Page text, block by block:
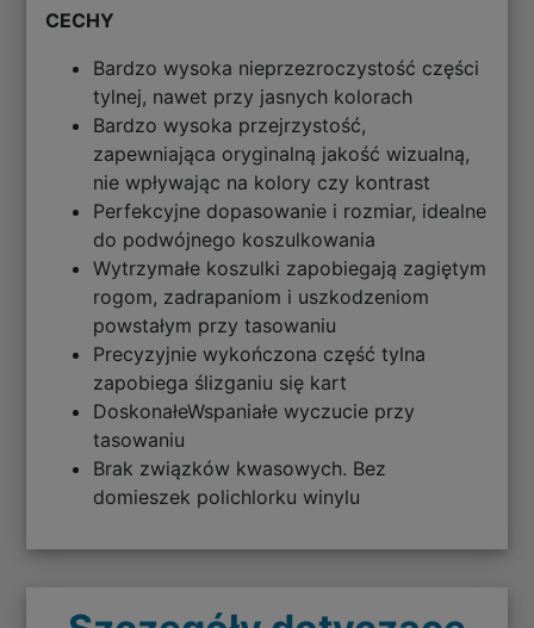
CECHY
Bardzo wysoka nieprzezroczystość części
tylnej, nawet przy jasnych kolorach
Bardzo wysoka przejrzystość,
zapewniająca oryginalną jakość wizualną,
nie wpływając na kolory czy kontrast
Perfekcyjne dopasowanie i rozmiar, idealne
do podwójnego koszulkowania
Wytrzymałe koszulki zapobiegają zagiętym
rogom, zadrapaniom i uszkodzeniom
powstałym przy tasowaniu
Precyzyjnie wykończona część tylna
zapobiega ślizganiu się kart
DoskonałeWspaniałe wyczucie przy
tasowaniu
Brak związków kwasowych. Bez
domieszek polichlorku winylu